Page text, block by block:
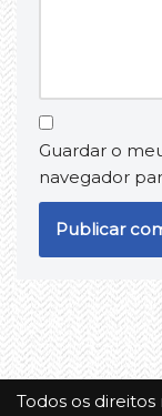
Guardar o
navegador
Todos os